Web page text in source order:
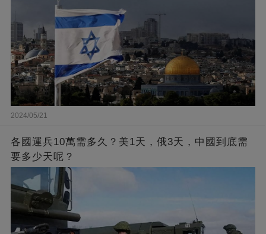
2024/05/21
各國運兵10萬需多久？美1天，俄3天，中國到底需
要多少天呢？